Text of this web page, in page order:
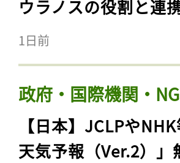
ウラノスの役割と連
1日前
政府・国際機関・
【日本】JCLPや
天気予報（Ver.2）